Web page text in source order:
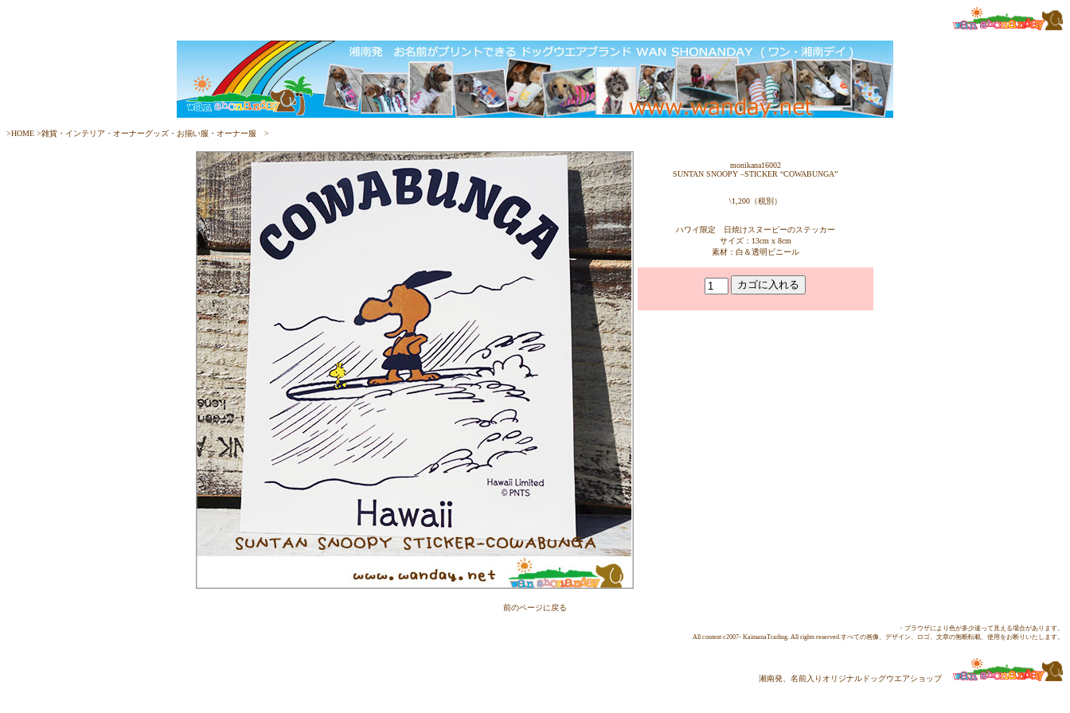
>HOME >雑貨・インテリア・オーナーグッズ・お揃い服・オーナー服 >
monikana16002
SUNTAN SNOOPY –STICKER “COWABUNGA”
\1,200（税別）
ハワイ限定 日焼けスヌーピーのステッカー
サイズ：13cm x 8cm
素材：白＆透明ビニール
前のページに戻る
・ブラウザにより色が多少違って見える場合があります。
All content c2007- KaimanaTrading. All rights reserved.すべての画像、デザイン、ロゴ、文章の無断転載、使用をお断りいたします。
湘南発、名前入りオリジナルドッグウエアショップ